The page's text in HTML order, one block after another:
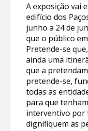
A exposição vai
edifício dos
junho a 24 de
que o público
Pretende-se
ainda uma
que a
pretende-se,
todas as
para que
interventivo por
dignifiquem as